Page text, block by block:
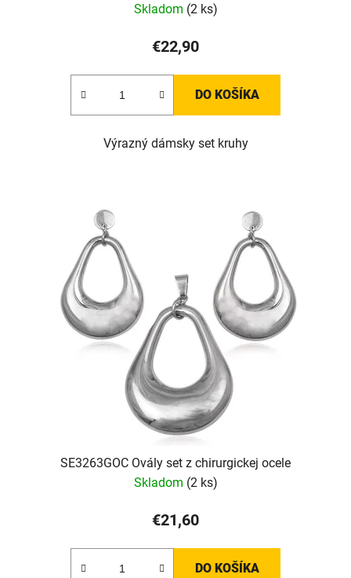
Skladom (2 ks)
€22,90
DO KOŠÍKA
Výrazný dámsky set kruhy
SE3263GOC Ovály set z chirurgickej ocele
Skladom (2 ks)
€21,60
DO KOŠÍKA